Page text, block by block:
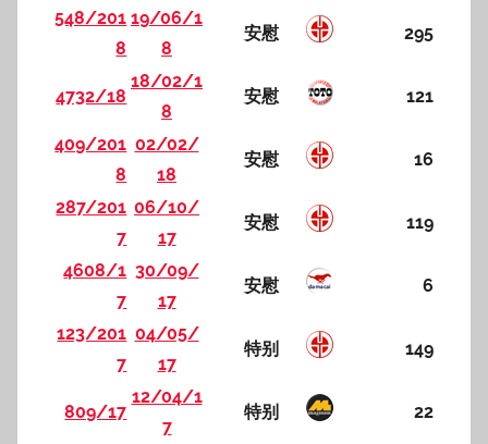
548/201
8
19/06/1
8
安慰 295
4732/18
18/02/1
8
安慰 121
409/201
8
02/02/
18
安慰 16
287/201
7
06/10/
17
安慰 119
4608/1
7
30/09/
17
安慰 6
123/201
7
04/05/
17
特别 149
809/17
12/04/1
7
特别 22